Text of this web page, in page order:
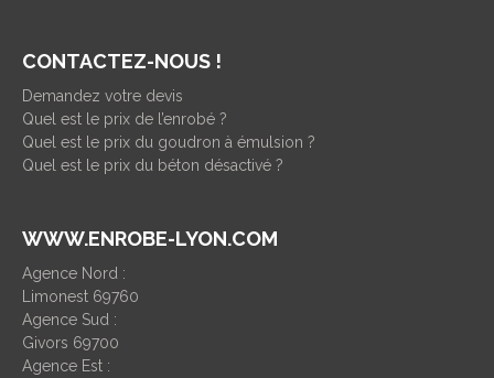
CONTACTEZ-NOUS !
Demandez votre devis
Quel est le prix de l’enrobé ?
Quel est le prix du goudron à émulsion ?
Quel est le prix du béton désactivé ?
WWW.ENROBE-LYON.COM
Agence Nord :
Limonest 69760
Agence Sud :
Givors 69700
Agence Est :